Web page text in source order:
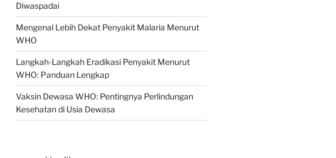
Diwaspadai
Mengenal Lebih Dekat Penyakit Malaria Menurut
WHO
Langkah-Langkah Eradikasi Penyakit Menurut
WHO: Panduan Lengkap
Vaksin Dewasa WHO: Pentingnya Perlindungan
Kesehatan di Usia Dewasa